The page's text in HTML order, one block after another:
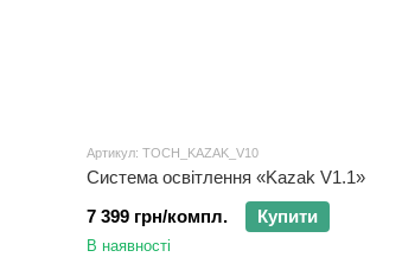
Артикул: TOCH_KAZAK_V10
Система освітлення «Kazak V1.1»
7 399 грн/компл.
Купити
В наявності